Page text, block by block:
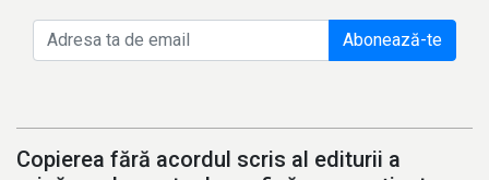
Abonează-te
Copierea fără acordul scris al editurii a